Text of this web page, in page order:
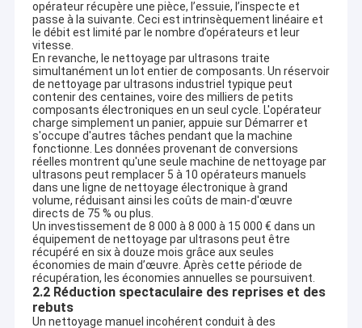
opérateur récupère une pièce, l’essuie, l’inspecte et
passe à la suivante. Ceci est intrinsèquement linéaire et
le débit est limité par le nombre d’opérateurs et leur
vitesse.
En revanche, le nettoyage par ultrasons traite
simultanément un lot entier de composants. Un réservoir
de nettoyage par ultrasons industriel typique peut
contenir des centaines, voire des milliers de petits
composants électroniques en un seul cycle. L'opérateur
charge simplement un panier, appuie sur Démarrer et
s'occupe d'autres tâches pendant que la machine
fonctionne. Les données provenant de conversions
réelles montrent qu'une seule machine de nettoyage par
ultrasons peut remplacer 5 à 10 opérateurs manuels
dans une ligne de nettoyage électronique à grand
volume, réduisant ainsi les coûts de main-d'œuvre
directs de 75 % ou plus.
Un investissement de 8 000 à 8 000 à 15 000 € dans un
équipement de nettoyage par ultrasons peut être
récupéré en six à douze mois grâce aux seules
économies de main d’œuvre. Après cette période de
récupération, les économies annuelles se poursuivent.
2.2 Réduction spectaculaire des reprises et des
rebuts
Un nettoyage manuel incohérent conduit à des